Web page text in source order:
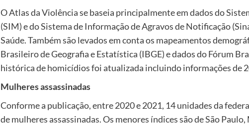
O Atlas da Violência se baseia principalmente em dados do
(SIM) e do Sistema de Informação de Agravos de Notificação
Saúde. Também são levados em conta os mapeamentos
Brasileiro de Geografia e Estatística (IBGE) e dados do Fórum
histórica de homicídios foi atualizada incluindo informações de
Mulheres assassinadas
Conforme a publicação, entre 2020 e 2021, 14 unidades da
de mulheres assassinadas. Os menores índices são de São